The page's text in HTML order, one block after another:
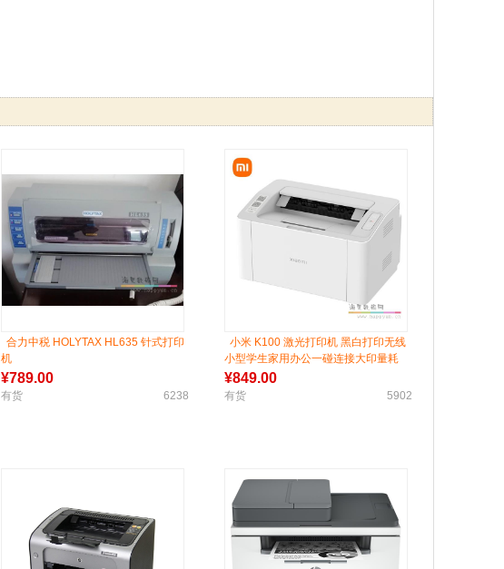
合力中税 HOLYTAX HL635 针式打印
机
¥789.00
有货 6238
小米 K100 激光打印机 黑白打印无线
小型学生家用办公一碰连接大印量耗
材
¥849.00
有货 5902